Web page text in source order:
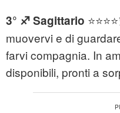
3° ♐ Sagittario
muovervi e di
farvi compagnia. In
disponibili, pronti a